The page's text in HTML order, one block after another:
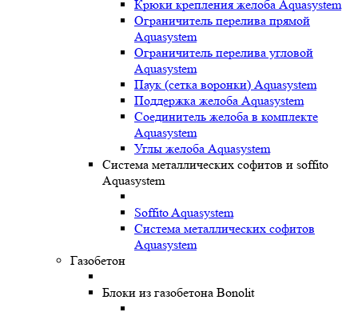
Крюки крепления желоба Aquasystem
Ограничитель перелива прямой
Aquasystem
Ограничитель перелива угловой
Aquasystem
Паук (сетка воронки) Aquasystem
Поддержка желоба Aquasystem
Соединитель желоба в комплекте
Aquasystem
Углы желоба Aquasystem
Система металлических софитов и soffito
Aquasystem
Soffito Aquasystem
Система металлических софитов
Aquasystem
Газобетон
Блоки из газобетона Bonolit